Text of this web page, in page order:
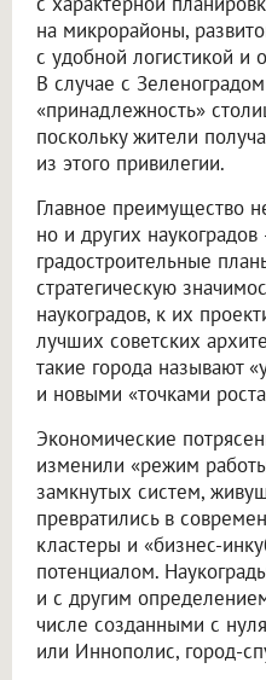
на микрорайоны,
с удобной логистикой и
В случае с
«принадлежность»
поскольку жители
из этого привилегии.
Главное преимущество
но и других
градостроительные
стратегическую
наукоградов, к их
лучших советских
такие города называют
и новыми «точками
Экономические
изменили «режим
замкнутых систем,
превратились в
кластеры и «бизнес-
потенциалом.
и с другим
числе созданными с
или Иннополис, город-